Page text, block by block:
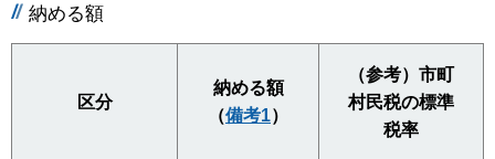
納める額
区分
納める額
（備考1）
（参考）市町
村民税の標準
税率